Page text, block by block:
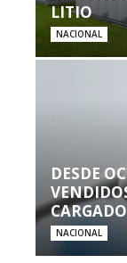
LITIO
NACIONAL
DESDE
NACIONAL